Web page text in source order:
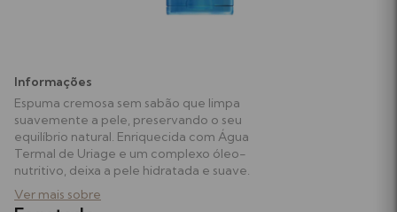
Biberões e Tetinas
Acessórios de Alimentação
Perfumes
Testes de Gravidez e Ovulação
Ver tudo
Informações
Espuma cremosa sem sabão que limpa
suavemente a pele, preservando o seu
equilíbrio natural. Enriquecida com Água
Termal de Uriage e um complexo óleo-
nutritivo, deixa a pele hidratada e suave.
Ver mais sobre